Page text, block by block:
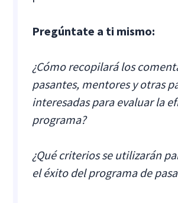
Pregúntate a ti mismo:
¿Cómo recopilará los
pasantes, mentores y otras
interesadas para evaluar la
programa?
¿Qué criterios se utilizarán
el éxito del programa de